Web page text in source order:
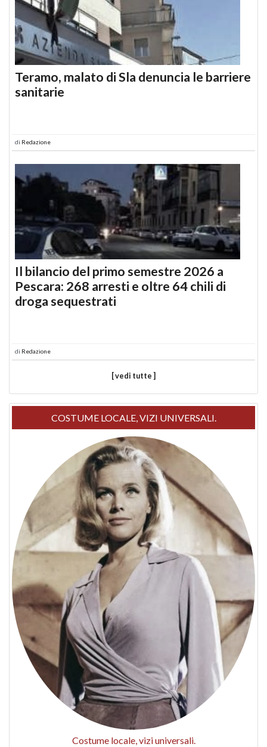
Teramo, malato di Sla denuncia le barriere
sanitarie
di Redazione
Il bilancio del primo semestre 2026 a
Pescara: 268 arresti e oltre 64 chili di
droga sequestrati
di Redazione
[ vedi tutte ]
COSTUME LOCALE, VIZI UNIVERSALI.
Costume locale, vizi universali.